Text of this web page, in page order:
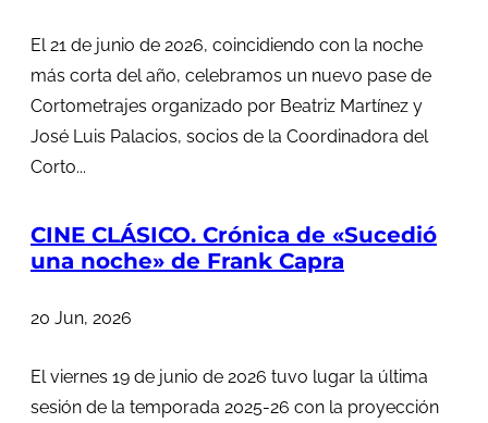
El 21 de junio de 2026, coincidiendo con la noche
más corta del año, celebramos un nuevo pase de
Cortometrajes organizado por Beatriz Martínez y
José Luis Palacios, socios de la Coordinadora del
Corto...
CINE CLÁSICO. Crónica de «Sucedió
una noche» de Frank Capra
20 Jun, 2026
El viernes 19 de junio de 2026 tuvo lugar la última
sesión de la temporada 2025-26 con la proyección